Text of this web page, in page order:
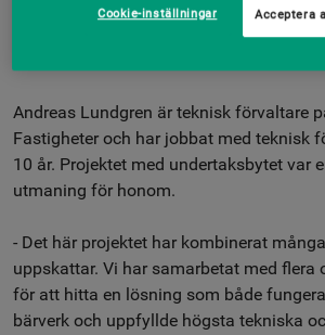
Sveavägen 44, där vi under 2024–2025
000 kvadratmeter undertak samtidigt
Andreas Lundgren är teknisk förvaltare
Fastigheter och har jobbat med teknisk
10 år. Projektet med undertaksbytet var
utmaning för honom.
- Det här projektet har kombinerat
uppskattar. Vi har samarbetat med flera
för att hitta en lösning som både
bärverk och uppfyllde högsta tekniska
Cookie-inställningar Acceptera